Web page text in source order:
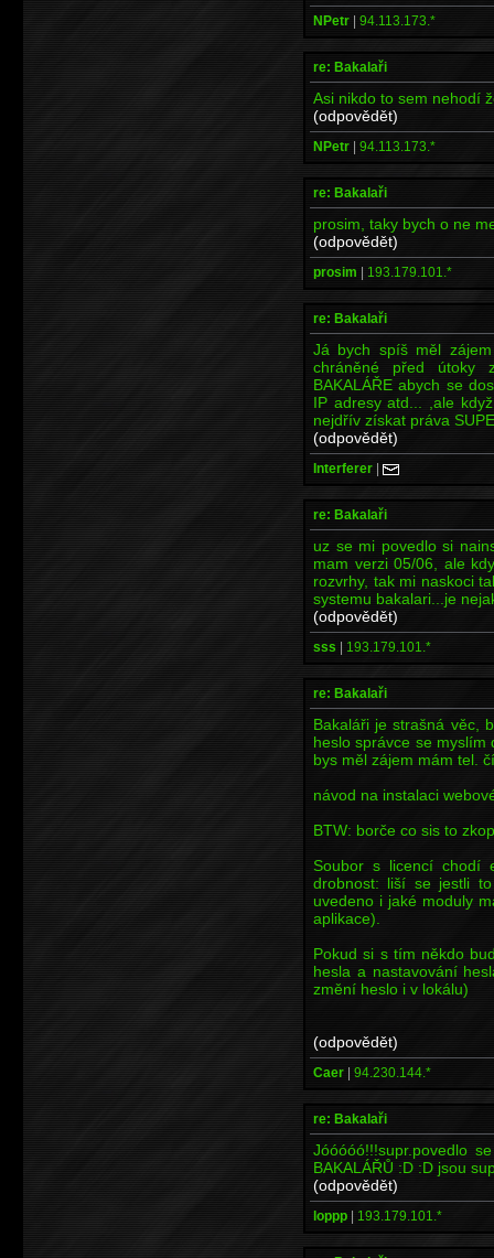
NPetr | 94.113.173.*
re: Bakalaři
Asi nikdo to sem nehodí
(odpovědět)
NPetr | 94.113.173.*
re: Bakalaři
prosim, taky bych o ne
(odpovědět)
prosim | 193.179.101.*
re: Bakalaři
Já bych spíš měl
chráněné před útoky
BAKALÁŘE abych se
IP adresy atd... ,ale
nejdřív získat práva
(odpovědět)
Interferer |
re: Bakalaři
uz se mi povedlo si
mam verzi 05/06, ale
rozvrhy, tak mi naskoci
systemu bakalari...je
(odpovědět)
sss | 193.179.101.*
re: Bakalaři
Bakaláři je strašná věc,
heslo správce se
bys měl zájem mám tel.
návod na instalaci
BTW: borče co sis to
Soubor s licencí chodí
drobnost: liší se jestli
uvedeno i jaké moduly
aplikace).
Pokud si s tím někdo
hesla a nastavování
změní heslo i v lokálu)
(odpovědět)
Caer | 94.230.144.*
re: Bakalaři
Jóóóóó!!!supr.povedlo
BAKALÁŘŮ :D :D jsou
(odpovědět)
loppp | 193.179.101.*